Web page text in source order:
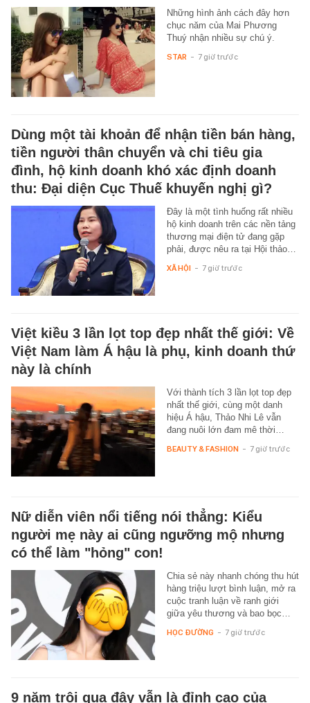
Những hình ảnh cách đây hơn
chục năm của Mai Phương
Thuý nhận nhiều sự chú ý.
STAR - 7 giờ trước
Dùng một tài khoản để nhận tiền bán hàng,
tiền người thân chuyển và chi tiêu gia
đình, hộ kinh doanh khó xác định doanh
thu: Đại diện Cục Thuế khuyến nghị gì?
Đây là một tình huống rất nhiều
hộ kinh doanh trên các nền tảng
thương mại điện tử đang gặp
phải, được nêu ra tại Hội thảo…
XÃ HỘI - 7 giờ trước
Việt kiều 3 lần lọt top đẹp nhất thế giới: Về
Việt Nam làm Á hậu là phụ, kinh doanh thứ
này là chính
Với thành tích 3 lần lọt top đẹp
nhất thế giới, cùng một danh
hiệu Á hậu, Thảo Nhi Lê vẫn
đang nuôi lớn đam mê thời…
BEAUTY & FASHION - 7 giờ trước
Nữ diễn viên nổi tiếng nói thẳng: Kiểu
người mẹ này ai cũng ngưỡng mộ nhưng
có thể làm "hỏng" con!
Chia sẻ này nhanh chóng thu hút
hàng triệu lượt bình luận, mở ra
cuộc tranh luận về ranh giới
giữa yêu thương và bao bọc…
HỌC ĐƯỜNG - 7 giờ trước
9 năm trôi qua đây vẫn là đỉnh cao của